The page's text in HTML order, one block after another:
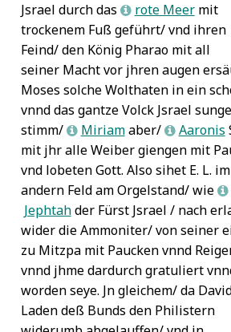
Jsrael durch das L rote Meer mit
trockenem Fuß geführt/ vnd ihren
Feind/ den König Pharao mit all
seiner Macht vor jhren augen
Moses solche Wolthaten in ein
vnnd das gantze Volck Jsrael
stimm/ L Miriamaber/ L Aaronis
mit jhr alle Weiber giengen mit
vnd lobeten Gott. Also sihet E. L. im
andern Feld am Orgelstand/ wie L
Jephtahder Fürst Jsrael / nach
wider die Ammoniter/ von seiner
zu Mitzpa mit Paucken vnnd
vnnd jhme dardurch gratuliert
worden seye. Jn gleichem/ da
Ladendeß Bunds den Philistern